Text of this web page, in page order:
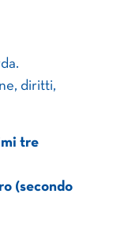
diritti,
tre
(secondo